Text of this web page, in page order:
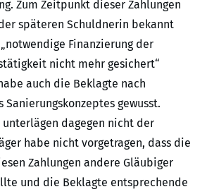
Zum Zeitpunkt dieser Zahlungen
späteren Schuldnerin bekannt
Finanzierung der
nicht mehr gesichert“
auch die Beklagte nach
gewusst.
unterlägen dagegen nicht der
habe nicht vorgetragen, dass die
Zahlungen andere Gläubiger
und die Beklagte entsprechende